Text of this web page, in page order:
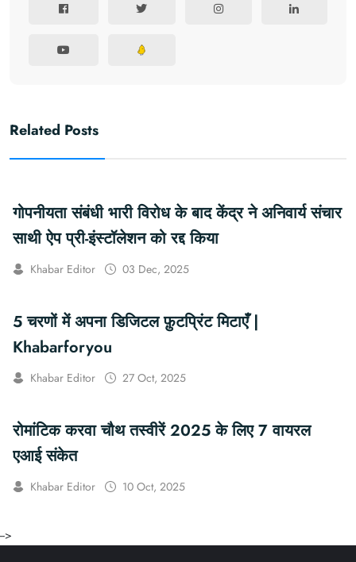
Related Posts
गोपनीयता संबंधी भारी विरोध के बाद केंद्र ने अनिवार्य संचार
साथी ऐप प्री-इंस्टॉलेशन को रद्द किया
Khabar Editor 03 Dec, 2025
5 चरणों में अपना डिजिटल फ़ुटप्रिंट मिटाएँ |
Khabarforyou
Khabar Editor 27 Oct, 2025
रोमांटिक करवा चौथ तस्वीरें 2025 के लिए 7 वायरल
एआई संकेत
Khabar Editor 10 Oct, 2025
-->